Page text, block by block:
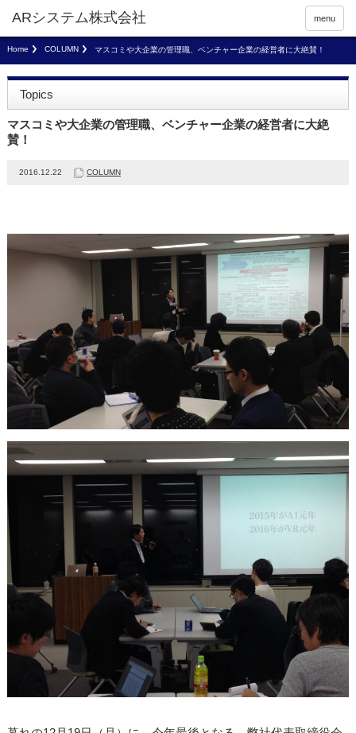
menu
Home COLUMN マスコミや大企業の管理職、ベンチャー企業の経営者に大絶賛！
Topics
マスコミや大企業の管理職、ベンチャー企業の経営者に大絶
賛！
2016.12.22 COLUMN